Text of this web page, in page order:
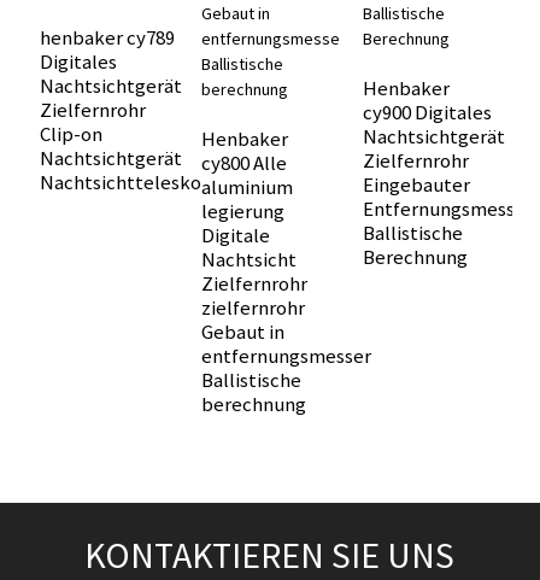
henbaker cy789
Digitales
Nachtsichtgerät
Zielfernrohr
Clip-on
Nachtsichtgerät
Nachtsichtteleskop
Henbaker
cy800 Alle
aluminium
legierung
Digitale
Nachtsicht
Zielfernrohr
zielfernrohr
Gebaut in
entfernungsmesser
Ballistische
berechnung
Henbaker
cy900 Digitales
Nachtsichtgerät
Zielfernrohr
Eingebauter
Entfernungsmesser
Ballistische
Berechnung
KONTAKTIEREN SIE UNS